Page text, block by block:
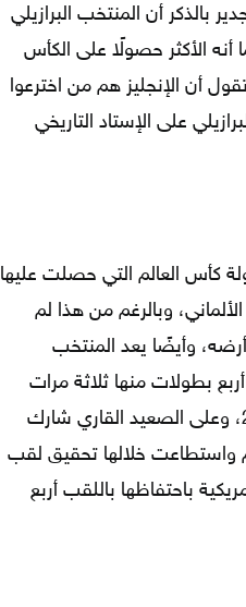
بفوز المنتخب الأرجنتيني 3-0، ومن الجدير بالذكر أن المنتخب البرازيلي
الأكثر حصولًا على الكأس
أن الإنجليز هم من اخترعوا
على الإستاد التاريخي
كأس العالم التي حصلت عليها
عام 2002 أمام المنتخب الألماني، وبالرغم من هذا لم
وأيضًا يعد المنتخب
بطولات منها ثلاثة مرات
متتالية، كانت أخرها البطولة التي أقيمت في البرازيل عام 2013، وعلى الصعيد القاري شارك
لكرة القدم واستطاعت خلالها تحقيق لقب
باحتفاظها باللقب أربع